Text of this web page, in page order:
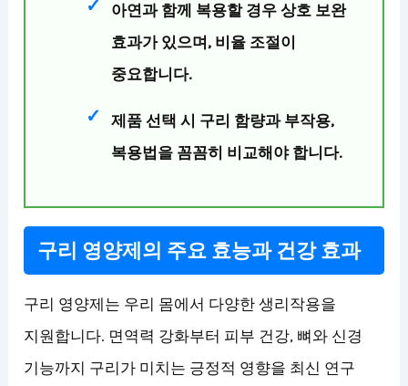
아연과 함께 복용할 경우 상호 보완
효과가 있으며, 비율 조절이
중요합니다.
제품 선택 시 구리 함량과 부작용,
복용법을 꼼꼼히 비교해야 합니다.
구리 영양제의 주요 효능과 건강 효과
구리 영양제는 우리 몸에서 다양한 생리작용을
지원합니다. 면역력 강화부터 피부 건강, 뼈와 신경
기능까지 구리가 미치는 긍정적 영향을 최신 연구